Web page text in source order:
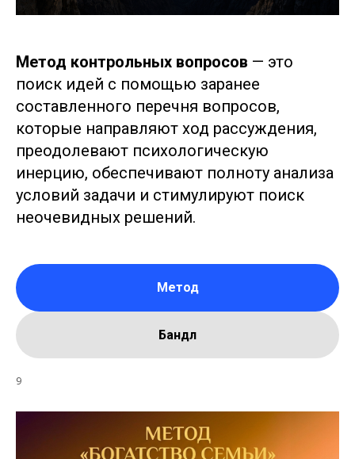
Метод контрольных вопросов — это
поиск идей с помощью заранее
составленного перечня вопросов,
которые направляют ход рассуждения,
преодолевают психологическую
инерцию, обеспечивают полноту анализа
условий задачи и стимулируют поиск
неочевидных решений.
Метод
Бандл
9